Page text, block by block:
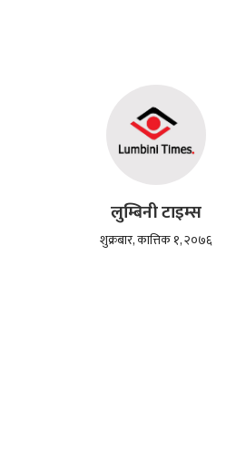
लुम्बिनी टाइम्स
शुक्रबार, कात्तिक १, २०७६